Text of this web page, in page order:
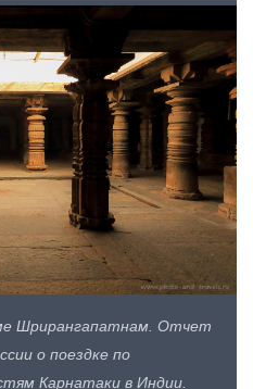
Шрирангапатнам. Отчет
о поездке по
Карнатаки в Индии.